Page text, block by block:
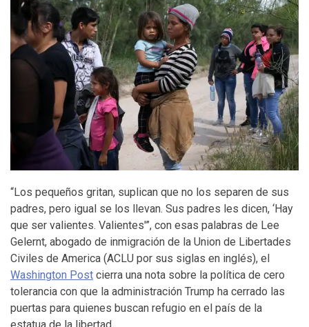
“Los pequeños gritan, suplican que no los separen de sus
padres, pero igual se los llevan. Sus padres les dicen, ‘Hay
que ser valientes. Valientes'”, con esas palabras de Lee
Gelernt, abogado de inmigración de la Union de Libertades
Civiles de America (ACLU por sus siglas en inglés), el
Washington Post cierra una nota sobre la política de cero
tolerancia con que la administración Trump ha cerrado las
puertas para quienes buscan refugio en el país de la
estatua de la libertad.